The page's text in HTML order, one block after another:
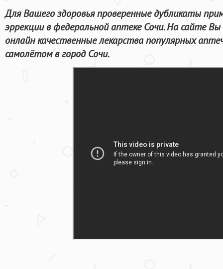
Для Вашего здоровья проверенные дубликаты
эррекции в федеральной аптеке Сочи. На сайте
онлайн качественные лекарства популярных
самолётом в город Сочи.